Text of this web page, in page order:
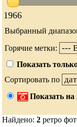
1966
Выбранный
Горячие метки:
Показать
Сортировать по
Показать на
Найдено: 2 ретро